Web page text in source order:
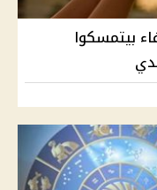
بيتمسكوا